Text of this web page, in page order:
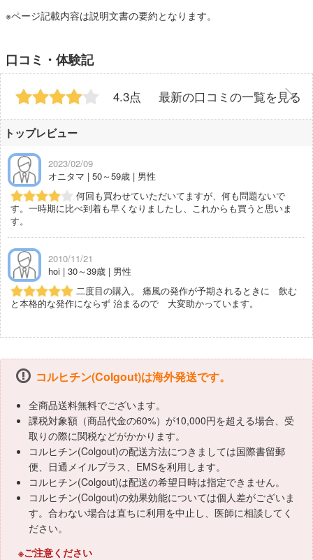
※ページ記載内容は説明文書の要約となります。
口コミ・体験記
4.3点 最新の口コミの一覧を見る
トップレビュー
2023/02/09
オニタマ | 50～59歳 | 男性
何回も買わせていただいてますが、何も問題ないで
す。一時期に比べ到着も早くなりましたし、これからも買うと思いま
す。
2010/11/21
hoi | 30～39歳 | 男性
二度目の購入。 痛風の発作が予期されるときに 飲む
と本格的な発作にならず 治まるので 大変助かっています。
コルヒチン(Colgout)は海外発送です。
全商品送料無料でございます。
課税対象額（商品代金の60%）が10,000円を超える場合、受
取りの際に関税などがかかります。
コルヒチン(Colgout)の配送方法につきましては国際書留郵
便、日通メイルプラス、EMSを利用します。
コルヒチン(Colgout)は配送の希望日時は指定できません。
コルヒチン(Colgout)の効果効能については個人差がございま
す。合わない場合は直ちに利用を中止し、医師に相談してく
ださい。
※ご注意ください